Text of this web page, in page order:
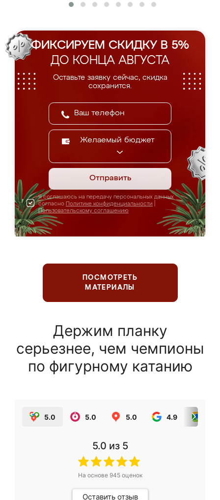
ФИКСИРУЕМ СКИДКУ В 5%
ДО КОНЦА АВГУСТА
Оставьте заявку сейчас, скидка
сохранится.
Желаемый бюджет
Отправить
Я соглашаюсь на передачу персональных данных
согласно Политике конфиденциальности
Пользовательскому соглашению
ПОСМОТРЕТЬ
МАТЕРИАЛЫ
Держим планку
серьезнее, чем чемпионы
по фигурному катанию
5.0 5.0 5.0 4.9
5.0 из 5
На основе 945оценок
Оставить отзыв